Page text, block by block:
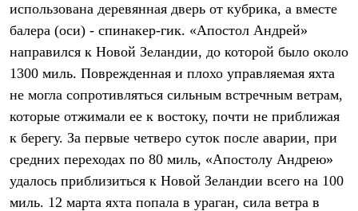
Толстовки
Брюки
Женская одежда
Утепленная пухом
Куртки
Жилеты
Утепленная синтетикой
Брюки
Штормовая одежда
использована деревянная дверь от кубрика, а вместе
балера (оси) - спинакер-гик. «Апостол Андрей»
направился к Новой Зеландии, до которой было около
1300 миль. Поврежденная и плохо управляемая яхта
не могла сопротивляться сильным встречным ветрам,
которые отжимали ее к востоку, почти не приближая
к берегу. За первые четверо суток после аварии, при
средних переходах по 80 миль, «Апостолу Андрею»
удалось приблизиться к Новой Зеландии всего на 100
миль. 12 марта яхта попала в ураган, сила ветра в